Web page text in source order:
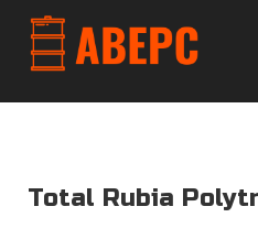
Total Rubia